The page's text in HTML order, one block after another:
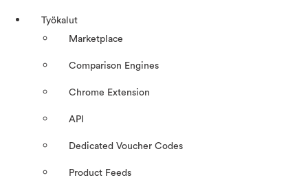
Työkalut
Marketplace
Comparison Engines
Chrome Extension
API
Dedicated Voucher Codes
Product Feeds